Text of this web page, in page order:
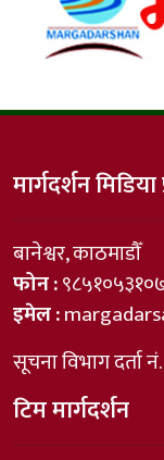
मार्गदर्शन मिडिया
बानेश्वर, काठमाडौँ
फोन :
इमेल :
सूचना विभाग
टिम मार्गदर्शन